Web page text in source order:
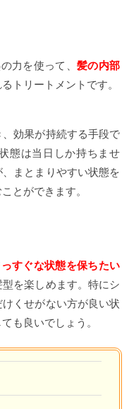
力を使って、 髪の内部
トリートメントです。
効果が持続する手段で
態は当日しか持ちませ
まとまりやすい状態を
とができます。
っすぐな状態を保ちたい
を楽しめます。特にシ
くせがない方が良い状
も良いでしょう。